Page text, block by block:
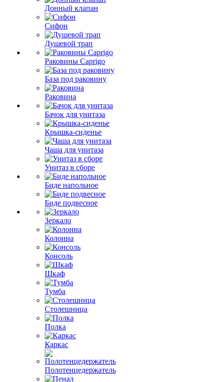
Донный клапан
Сифон
Душевой трап
Раковины Caprigo
База под раковину
Раковина
Бачок для унитаза
Крышка-сиденье
Чаша для унитаза
Унитаз в сборе
Биде напольное
Биде подвесное
Зеркало
Колонна
Консоль
Шкаф
Тумба
Столешница
Полка
Каркас
Полотенцедержатель